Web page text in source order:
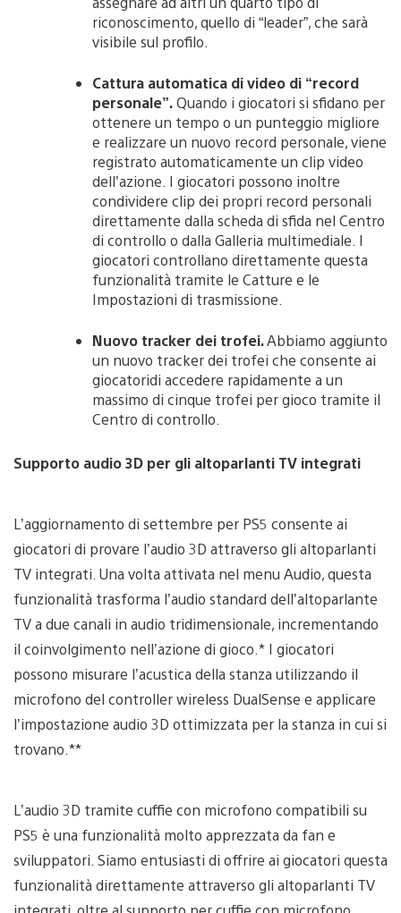
riconoscimento, quello di “leader”, che sarà
visibile sul profilo.
Cattura automatica di video di “record
personale”.Quando i giocatori si sfidano per
ottenere un tempo o un punteggio migliore
e realizzare un nuovo record personale, viene
registrato automaticamente un clip video
dell’azione. I giocatori possono inoltre
condividere clip dei propri record personali
direttamente dalla scheda di sfida nel Centro
di controllo o dalla Galleria multimediale. I
giocatori controllano direttamente questa
funzionalità tramite le Catture e le
Impostazioni di trasmissione.
Nuovo tracker dei trofei.Abbiamo aggiunto
un nuovo tracker dei trofei che consente ai
giocatoridi accedere rapidamente a un
massimo di cinque trofei per gioco tramite il
Centro di controllo.
Supporto audio 3D per gli altoparlanti TV integrati
L’aggiornamento di settembre per PS5 consente ai
giocatori di provare l’audio 3D attraverso gli altoparlanti
TV integrati. Una volta attivata nel menu Audio, questa
funzionalità trasforma l’audio standard dell’altoparlante
TV a due canali in audio tridimensionale, incrementando
il coinvolgimento nell’azione di gioco.* I giocatori
possono misurare l’acustica della stanza utilizzando il
microfono del controller wireless DualSense e applicare
l’impostazione audio 3D ottimizzata per la stanza in cui si
trovano.**
L’audio 3D tramite cuffie con microfono compatibili su
PS5 è una funzionalità molto apprezzata da fan e
sviluppatori. Siamo entusiasti di offrire ai giocatori questa
funzionalità direttamente attraverso gli altoparlanti TV